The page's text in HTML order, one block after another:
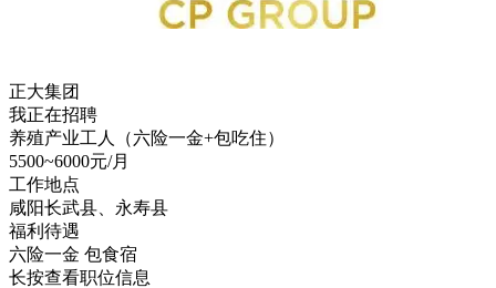
正大集团
我正在招聘
养殖产业工人（六险一金+包吃住）
5500~6000元/月
工作地点
咸阳长武县、永寿县
福利待遇
六险一金 包食宿
长按查看职位信息